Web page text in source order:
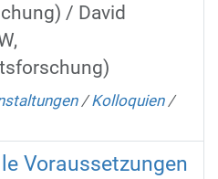
/ David
/Kolloquien /
Voraussetzungen